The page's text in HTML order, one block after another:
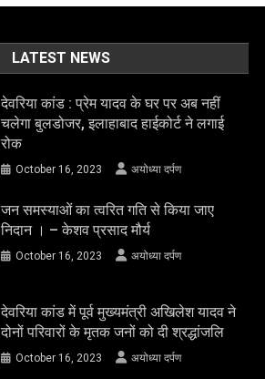
LATEST NEWS
देवरिया कांड : प्रेम यादव के घर पर अब नहीं
चलेगा बुलडोजर, इलाहाबाद हाईकोर्ट ने लगाई
रोक
October 16, 2023 अयोध्या दर्पण
जन समस्याओं का त्वरित गति से किया जाए
निदान । – केशव प्रसाद मौर्य
October 16, 2023 अयोध्या दर्पण
देवरिया कांड में पूर्व मुख्यमंत्री अखिलेश यादव ने
दोनों परिवारों के मृतक जनों को दी श्रद्धांजलि
October 16, 2023 अयोध्या दर्पण